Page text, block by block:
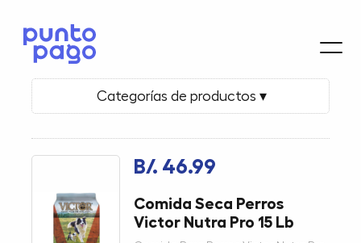
Categorías de productos ▾
B/. 46.99
Comida Seca Perros
Victor Nutra Pro 15 Lb